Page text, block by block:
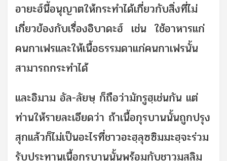
อายะฮ์นี้อนุญาตให้กระทำได้เกี่ยวกับสิ่งที่ไม่
เกี่ยวข้องกับเรื่องอิบาดะฮ์ เช่น ใช้อาหารแก่
คนกาเฟรและให้เนื้อธรรมดาแก่คนกาเฟรนั้น
สามารถกระทำได้
และอิมาม อัล-ลัยษฺ ก็ถือว่ามักรูฮฺเช่นกัน แต่
ท่านให้รายละเอียดว่า ถ้าเนื้อกุรบานนั้นถูกปรุง
สุกแล้วก็ไม่เป็นอะไรที่ชาวอะฮฺลุซซิมมะฮฺจะร่วม
รับประทานเนื้อกุรบานนั้นพร้อมกับชาวมุสลิม